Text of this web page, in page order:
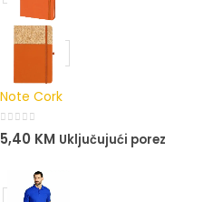
Note Cork
0out of 5
5,40 KM Uključujući porez